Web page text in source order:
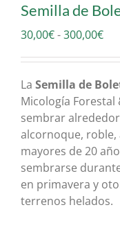
Semilla de
30,00€-300,00€
La Semilla de
Micología
sembrar
alcornoque, roble,
mayores de 20
sembrarse
en primavera y
terrenos helados.